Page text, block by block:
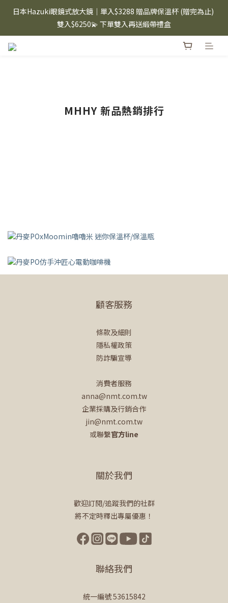
⸜ 8/1-8/31 ⸝  88購物節｜下單滿$1600折$100 / 滿$2200折$200 /
滿$3000折$300 (排除Hazuki及EspressoTokyo)
日本Hazuki眼鏡式放大鏡｜單入$3288 贈品牌保溫杯 (贈完為止)
雙入$6250💫 下單雙入再送緞帶禮盒
Candies 手機殼 $299起🤳🏻下單即贈 限量造型鑰匙圈(款式隨機)
MHHY 新品熱銷排行
顧客服務
條款及細則
隱私權政策
防詐騙宣導
消費者服務
anna@nmt.com.tw
企業採購及行銷合作
jin@nmt.com.tw
或聯繫官方line
關於我們
歡迎訂閱/追蹤我們的社群
將不定時釋出專屬優惠！
聯絡我們
統一編號 53615842